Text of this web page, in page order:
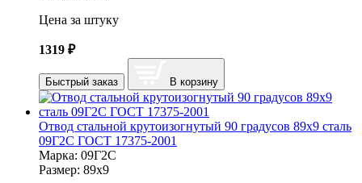
Цена за штуку
1319 ₽
Быстрый заказ В корзину
Отвод стальной крутоизогнутый 90 градусов 89х9 сталь
09Г2С ГОСТ 17375-2001
Марка: 09Г2С
Размер: 89х9